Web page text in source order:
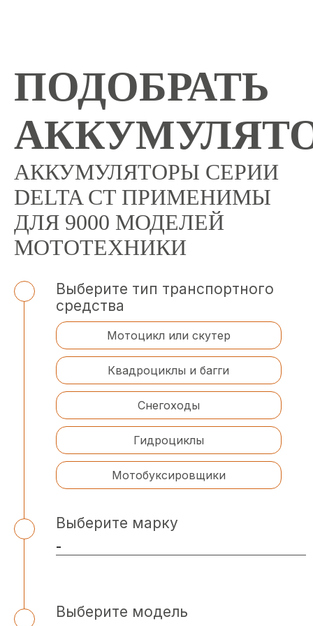
ПОДОБРАТЬ
АККУМУЛЯТОРЫ СЕРИИ
DELTA CT ПРИМЕНИМЫ
ДЛЯ 9000 МОДЕЛЕЙ
МОТОТЕХНИКИ
Выберите тип транспортного
средства
Мотоцикл или скутер
Квадроциклы и багги
Снегоходы
Гидроциклы
Мотобуксировщики
Выберите марку
Выберите модель